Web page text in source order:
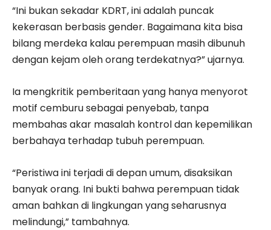
“Ini bukan sekadar KDRT, ini adalah puncak
kekerasan berbasis gender. Bagaimana kita bisa
bilang merdeka kalau perempuan masih dibunuh
dengan kejam oleh orang terdekatnya?” ujarnya.
Ia mengkritik pemberitaan yang hanya menyorot
motif cemburu sebagai penyebab, tanpa
membahas akar masalah kontrol dan kepemilikan
berbahaya terhadap tubuh perempuan.
“Peristiwa ini terjadi di depan umum, disaksikan
banyak orang. Ini bukti bahwa perempuan tidak
aman bahkan di lingkungan yang seharusnya
melindungi,” tambahnya.